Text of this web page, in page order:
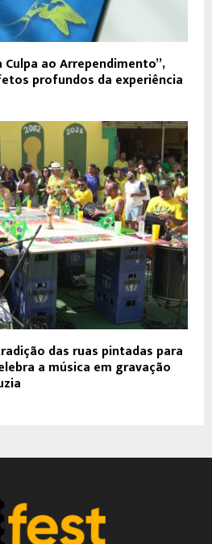
Culpa ao Arrependimento”,
profundos da experiência
das ruas pintadas para
a música em gravação